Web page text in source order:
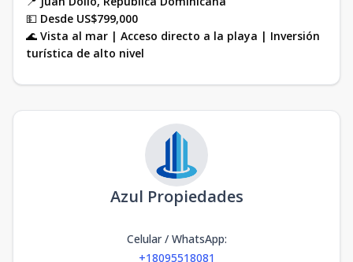
💵 Desde US$799,000
🌊 Vista al mar | Acceso directo a la playa | Inversión
turística de alto nivel
Azul Propiedades
Celular / WhatsApp:
+18095518081